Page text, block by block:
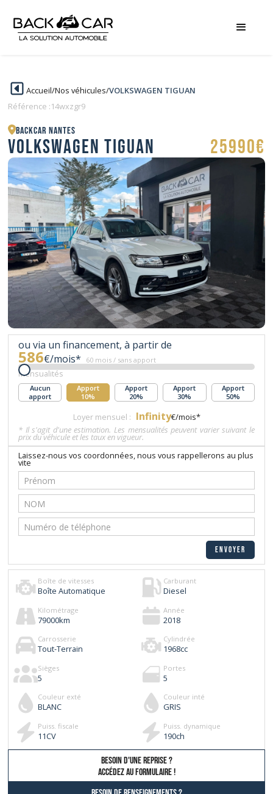
Accueil/Nos véhicules/VOLKSWAGEN TIGUAN
Référence :14wxzgr9
BACKCAR Nantes
VOLKSWAGEN TIGUAN 25990€
ou via un financement, à partir de
586€/mois* 60 mois / sans apport
Mensualités
Aucun
apport
Apport
10%
Apport
20%
Apport
30%
Apport
50%
Loyer mensuel : Infinity€/mois*
* Il s'agit d'une estimation. Les mensualités peuvent varier suivant le
prix du véhicule et les taux en vigueur.
Laissez-nous vos coordonnées, nous vous rappellerons au plus
vite
Boîte de vitesses
Boîte Automatique
Carburant
Diesel
Kilométrage
79000km
Année
2018
Carrosserie
Tout-Terrain
Cylindrée
1968cc
Sièges
5
Portes
5
Couleur exté
BLANC
Couleur inté
GRIS
Puiss. fiscale
11CV
Puiss. dynamique
190ch
besoin d'une reprise ?
AccÉdez au formulaire !